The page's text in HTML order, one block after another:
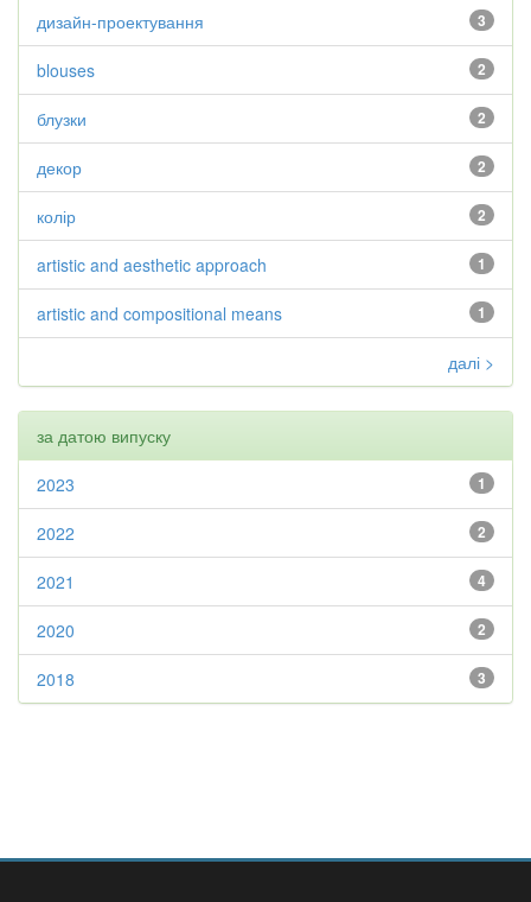
3
дизайн-проектування
2
blouses
2
блузки
2
декор
2
колір
1
artistic and aesthetic approach
1
artistic and compositional means
далі >
за датою випуску
1
2023
2
2022
4
2021
2
2020
3
2018